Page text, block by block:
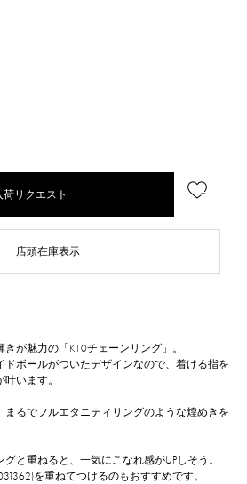
荷リクエスト
店頭在庫表示
が魅力の「K10チェーンリング」。
ボールがついたデザインなので、着ける指を
います。
まるでフルエタニティリングのような煌めきを
と重ねると、一気にこなれ感がUPしそう。
を重ねてつけるのもおすすめです。